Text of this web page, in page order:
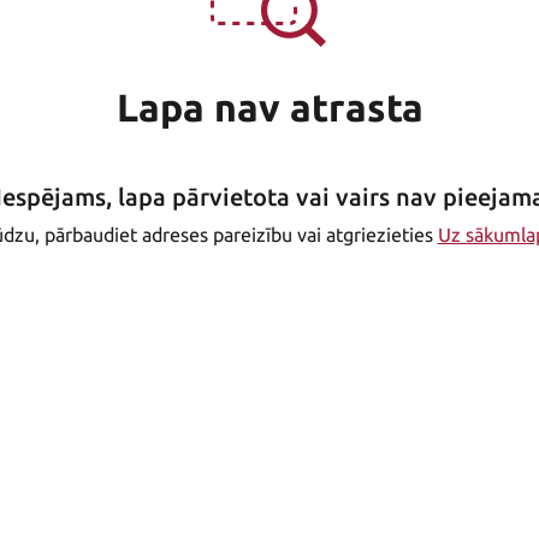
Lapa nav atrasta
lapa pārvietota vai vairs nav
pārbaudiet adreses pareizību vai atgriezieties Uz